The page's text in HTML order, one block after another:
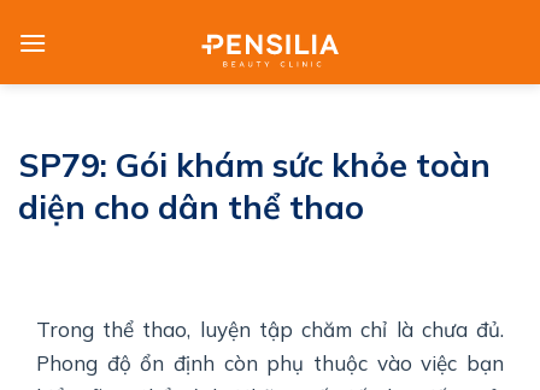
SP79: Gói khám sức khỏe toàn
diện cho dân thể thao
Trong thể thao, luyện tập chăm chỉ là chưa đủ.
Phong độ ổn định còn phụ thuộc vào việc bạn